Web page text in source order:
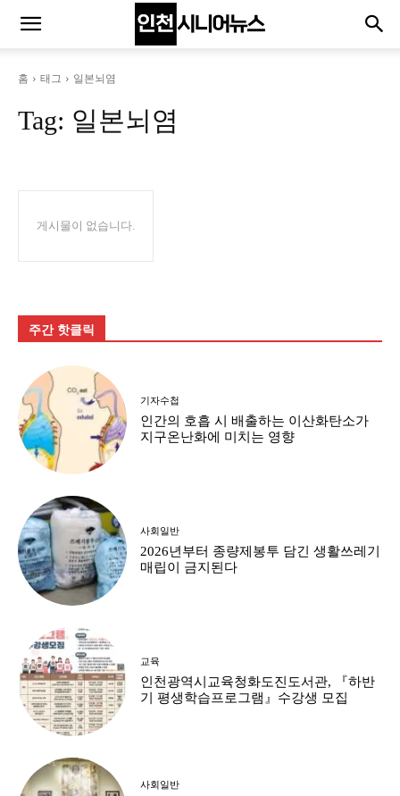
홈 태그 일본뇌염
Tag: 일본뇌염
게시물이 없습니다.
주간 핫클릭
기자수첩
인간의 호흡 시 배출하는 이산화탄소가
지구온난화에 미치는 영향
사회일반
2026년부터 종량제봉투 담긴 생활쓰레기
매립이 금지된다
교육
인천광역시교육청화도진도서관, 『하반
기 평생학습프로그램』수강생 모집
사회일반